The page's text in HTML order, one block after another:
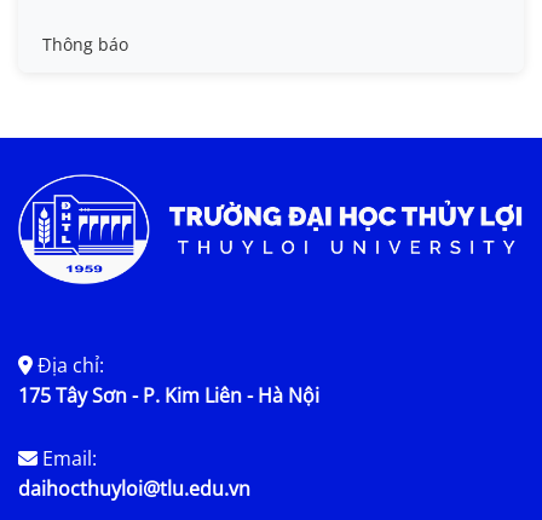
Tin đào tạo
Tin tức chung
Thông báo
Địa chỉ:
175 Tây Sơn - P. Kim Liên - Hà Nội
Email:
daihocthuyloi@tlu.edu.vn